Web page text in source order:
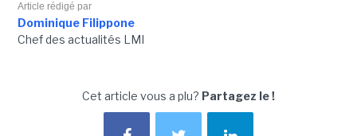
Article rédigé par
Dominique Filippone
Chef des actualités LMI
Cet article vous a plu? Partagez le !